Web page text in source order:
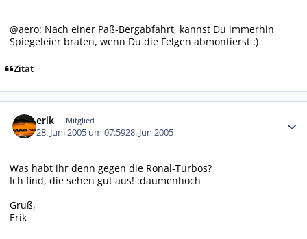
@aero: Nach einer Paß-Bergabfahrt, kannst Du immerhin
Spiegeleier braten, wenn Du die Felgen abmontierst :)
Zitat
erik Mitglied
28. Juni 2005 um 07:5928. Jun 2005
Was habt ihr denn gegen die Ronal-Turbos?
Ich find, die sehen gut aus! :daumenhoch
Gruß,
Erik